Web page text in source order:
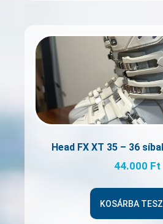
Head FX XT 35 – 36
44.000 Ft
KOSÁRBA